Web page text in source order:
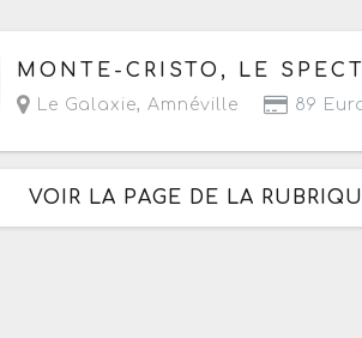
Du vendredi 18 au samedi 19
- Prochaine date le vendredi 18
MONTE-CRISTO, LE
Le Galaxie, Amnéville 89
VOIR LA PAGE DE LA